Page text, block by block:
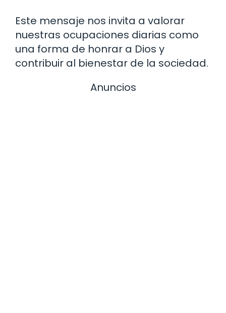
Este mensaje nos invita a valorar
nuestras ocupaciones diarias como
una forma de honrar a Dios y
contribuir al bienestar de la sociedad.
Anuncios